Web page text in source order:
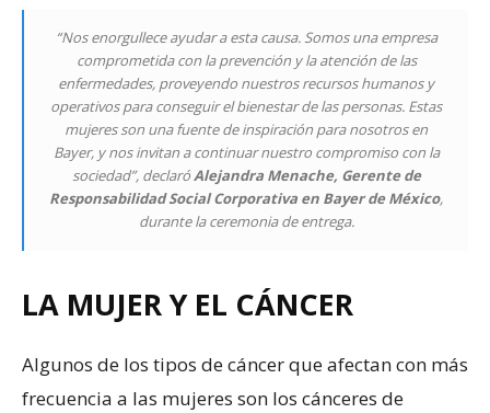
“Nos enorgullece ayudar a esta causa. Somos una empresa
comprometida con la prevención y la atención de las
enfermedades, proveyendo nuestros recursos humanos y
operativos para conseguir el bienestar de las personas. Estas
mujeres son una fuente de inspiración para nosotros en
Bayer, y nos invitan a continuar nuestro compromiso con la
sociedad”, declaróAlejandra Menache, Gerente de
Responsabilidad Social Corporativa en Bayer de México,
durante la ceremonia de entrega.
LA MUJER Y EL CÁNCER
Algunos de los tipos de cáncer que afectan con más
frecuencia a las mujeres son los cánceres de